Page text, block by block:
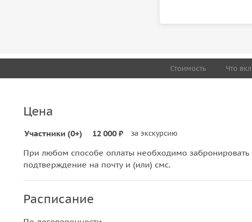
Стоимость Что
Цена
Участники (0+) 12 000 ₽ за экскурсию
При любом способе оплаты необходимо
подтверждение на почту и (или) смс.
Расписание